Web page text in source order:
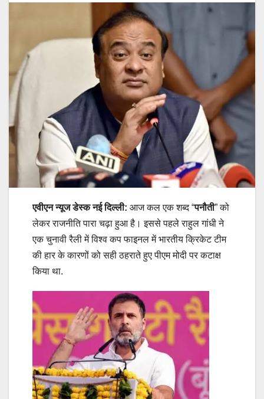
एवीएन न्यूज डेस्क नई दिल्ली: आज कल एक शब्द “पनौती” को
लेकर राजनीति पारा चढ़ा हुआ है। इससे पहले राहुल गांधी ने
एक चुनावी रैली में विश्व कप फाइनल में भारतीय क्रिकेट टीम
की हार के कारणों को सही ठहराते हुए पीएम मोदी पर कटाक्ष
किया था.